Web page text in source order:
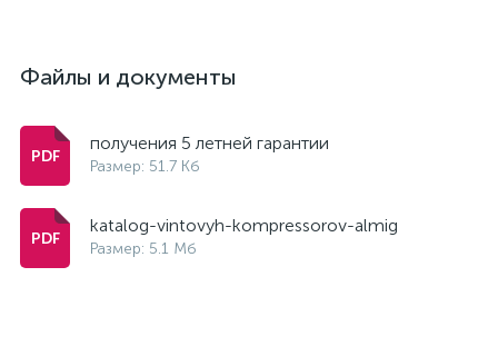
Файлы и документы
получения 5 летней гарантии
Размер: 51.7 Кб
katalog-vintovyh-kompressorov-almig
Размер: 5.1 Мб